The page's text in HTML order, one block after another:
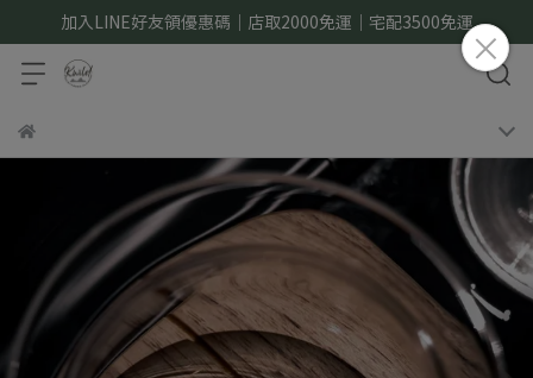
加入LINE好友領優惠碼｜店取2000免運｜宅配3500免運